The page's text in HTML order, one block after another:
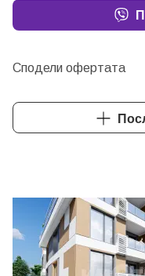
Сподели офертата